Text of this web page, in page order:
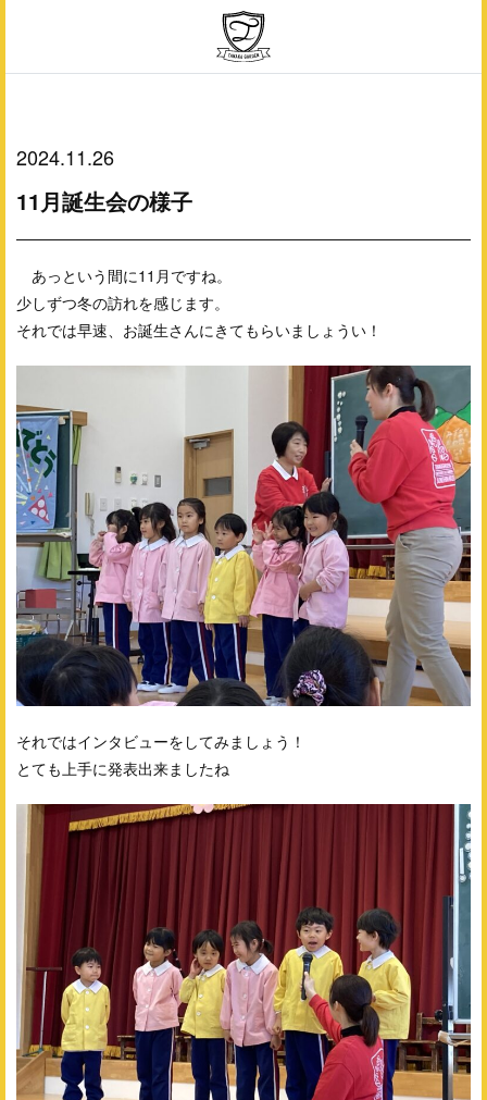
2024.11.26
11月誕生会の様子
あっという間に11月ですね。
少しずつ冬の訪れを感じます。
それでは早速、お誕生さんにきてもらいましょうい！
それではインタビューをしてみましょう！
とても上手に発表出来ましたね